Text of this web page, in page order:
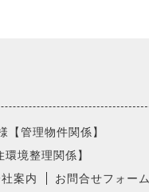
【管理物件関係】
境整理関係】
案内 お問合せフォーム